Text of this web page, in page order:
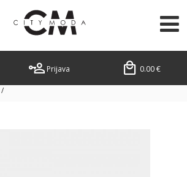
Prijava 0.00€
/